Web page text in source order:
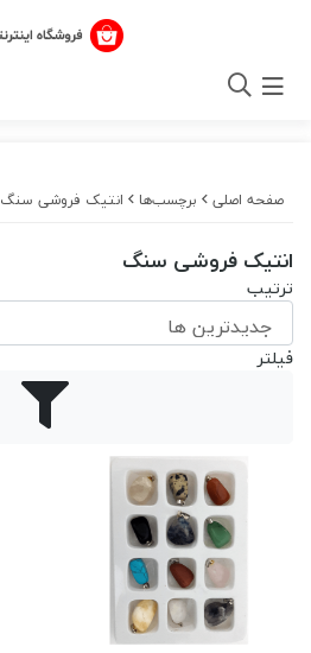
صفحه اصلی برچسب‌ها انتیک فروشی سنگ
انتیک فروشی سنگ
ترتیب
فیلتر